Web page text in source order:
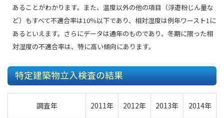
あることがわかります。また、温度以外の他の項目（浮遊粉じん量な
ど）もすべて不適合率は10％以下であり、相対湿度は例年ワースト1に
あるといえます。さらにデータは通年のものであり、冬期に限った相
対湿度の不適合率は、特に高い傾向にあります。
特定建築物立入検査の結果
調査年 2011年 2012年 2013年
2014年